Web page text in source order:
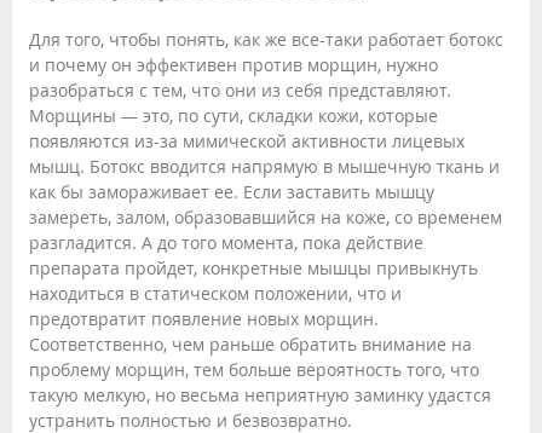
Для того, чтобы понять, как же все-таки работает ботокс
и почему он эффективен против морщин, нужно
разобраться с тем, что они из себя представляют.
Морщины — это, по сути, складки кожи, которые
появляются из-за мимической активности лицевых
мышц. Ботокс вводится напрямую в мышечную ткань и
как бы замораживает ее. Если заставить мышцу
замереть, залом, образовавшийся на коже, со временем
разгладится. А до того момента, пока действие
препарата пройдет, конкретные мышцы привыкнуть
находиться в статическом положении, что и
предотвратит появление новых морщин.
Соответственно, чем раньше обратить внимание на
проблему морщин, тем больше вероятность того, что
такую мелкую, но весьма неприятную заминку удастся
устранить полностью и безвозвратно.